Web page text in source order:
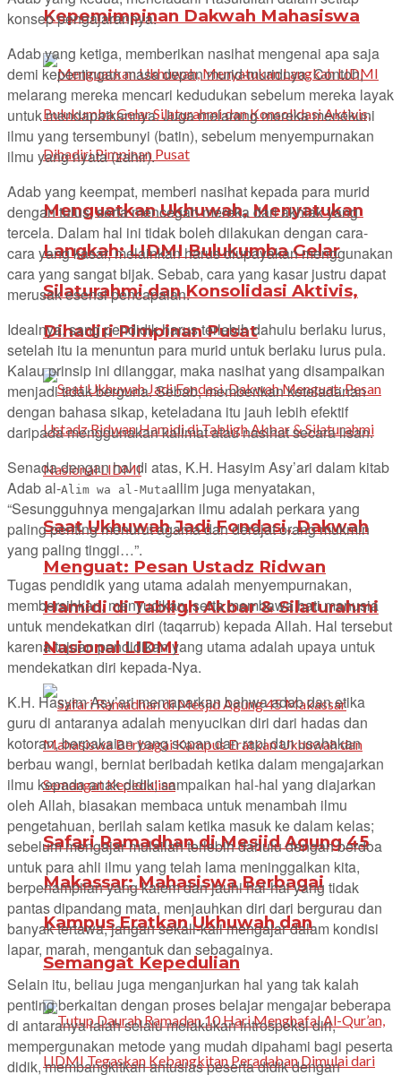
Kepemimpinan Dakwah Mahasiswa
Menguatkan Ukhuwah, Menyatukan
Langkah: LIDMI Bulukumba Gelar
Silaturahmi dan Konsolidasi Aktivis,
Dihadiri Pimpinan Pusat
Saat Ukhuwah Jadi Fondasi, Dakwah
Menguat: Pesan Ustadz Ridwan
Hamidi di Tabligh Akbar & Silaturahmi
Nasional LIDMI
Safari Ramadhan di Mesjid Agung 45
Makassar: Mahasiswa Berbagai
Kampus Eratkan Ukhuwah dan
Semangat Kepedulian
konsep pengajarannya.
Adab yang ketiga, memberikan nasihat mengenai apa saja
demi kepentingan masa depan murid-muridnya. Contoh,
melarang mereka mencari kedudukan sebelum mereka layak
untuk mendapatkannya. Juga melarang mereka menekuni
ilmu yang tersembunyi (batin), sebelum menyempurnakan
ilmu yang nyata (zahir).
Adab yang keempat, memberi nasihat kepada para murid
dengan tulus, serta mencegah mereka dari akhlak yang
tercela. Dalam hal ini tidak boleh dilakukan dengan cara-
cara yang kasar, melainkan harus diupayakan menggunakan
cara yang sangat bijak. Sebab, cara yang kasar justru dapat
merusak esensi pencapaian.
Idealnya, sang pendidik harus terlebih dahulu berlaku lurus,
setelah itu ia menuntun para murid untuk berlaku lurus pula.
Kalau prinsip ini dilanggar, maka nasihat yang disampaikan
menjadi tidak berguna. Sebab, memberikan keteladanan
dengan bahasa sikap, keteladana itu jauh lebih efektif
daripada menggunakan kalimat atau nasihat secara lisan.
Senada dengan hal di atas, K.H. Hasyim Asy’ari dalam kitab
Adab al-Alim wa al-Mutaallim juga menyatakan,
“Sesungguhnya mengajarkan ilmu adalah perkara yang
paling penting menurut agama dan derajat orang mukmin
yang paling tinggi…”.
Tugas pendidik yang utama adalah menyempurnakan,
membersihkan, menyucikan, serta membawa hati manusia
untuk mendekatkan diri (taqarrub) kepada Allah. Hal tersebut
karena tujuan pendidikan yang utama adalah upaya untuk
mendekatkan diri kepada-Nya.
K.H. Hasyim Asy’ari memaparkan bahwa adab dan etika
guru di antaranya adalah menyucikan diri dari hadas dan
kotoran, berpakaian yang sopan dan rapi dan usahakan
berbau wangi, berniat beribadah ketika dalam mengajarkan
ilmu kepada anak didik; sampaikan hal-hal yang diajarkan
oleh Allah, biasakan membaca untuk menambah ilmu
pengetahuan, berilah salam ketika masuk ke dalam kelas;
sebelum mengajar mulailah terlebih dahulu dengan berdoa
untuk para ahli ilmu yang telah lama meninggalkan kita,
berpenampilan yang kalem dan jauhi hal-hal yang tidak
pantas dipandang mata, menjauhkan diri dari bergurau dan
banyak tertawa, jangan sekali-kali mengajar dalam kondisi
lapar, marah, mengantuk dan sebagainya.
Selain itu, beliau juga menganjurkan hal yang tak kalah
penting berkaitan dengan proses belajar mengajar beberapa
di antaranya ialah selalu melakukan introspeksi diri,
mempergunakan metode yang mudah dipahami bagi peserta
didik, membangkitkan antusias peserta didik dengan